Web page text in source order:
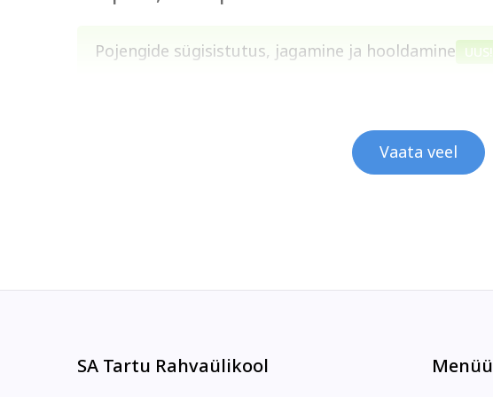
Pojengide sügisistutus, jagamine ja hooldamine UUS!
Vaata veel
SA Tartu Rahvaülikool Menüü